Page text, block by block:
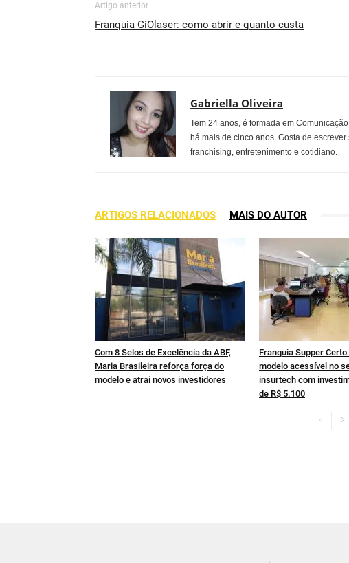
Artigo anterior
Franquia GiOlaser: como abrir e quanto custa
Gabriella Oliveira
Tem 24 anos, é formada em
há mais de cinco anos. Gosta de
franchising, entretenimento e cotidiano.
ARTIGOS RELACIONADOS MAIS DO AUTOR
Com 8 Selos de Excelência da ABF,
Maria Brasileira reforça força do
modelo e atrai novos investidores
Franquia Supper
modelo acessível no
insurtech com
de R$ 5.100